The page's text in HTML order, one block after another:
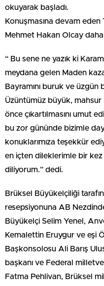
okuyarak başladı.
Konuşmasına devam
Mehmet Hakan Olcay
“ Bu sene ne yazık ki
meydana gelen Maden
Bayramını buruk ve
Üzüntümüz büyük,
önce çıkartılmasını umut
bu zor gününde bizimle
konuklarımıza teşekkür
en içten dileklerimle bir
diliyorum.” dedi.
Brüksel Büyükelçiliği
resepsiyonuna AB
Büyükelçi Selim Yenel,
Kemalettin Eruygur ve eşi
Başkonsolosu Ali Barış
başkanı ve Federal
Fatma Pehlivan, Brüksel